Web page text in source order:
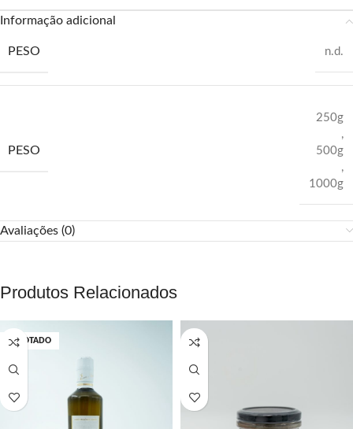
Informação adicional
PESO n.d.
PESO
250g
,
500g
,
1000g
Avaliações (0)
Produtos Relacionados
ESGOTADO